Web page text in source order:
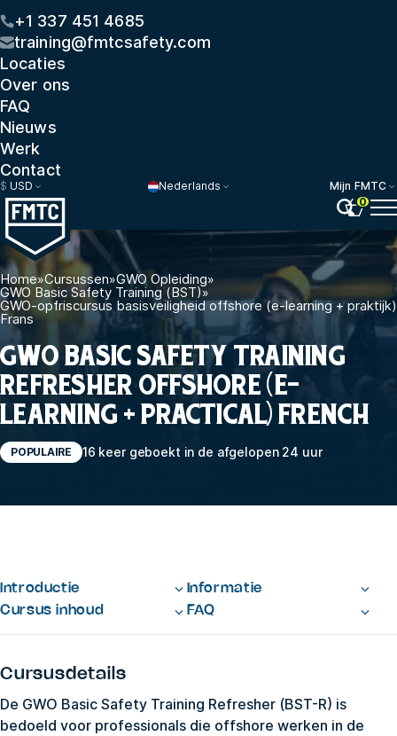
+1 337 451 4685
training@fmtcsafety.com
Locaties
Over ons
FAQ
Nieuws
Werk
Contact
$ USD Nederlands
Mijn FMTC
0
Home»Cursussen»GWO Opleiding»
GWO Basic Safety Training (BST)»
GWO-opfriscursus basisveiligheid offshore (e-learning + praktijk)
Frans
GWO BASIC SAFETY TRAINING
REFRESHER OFFSHORE (E-
LEARNING + PRACTICAL) FRENCH
POPULAIRE 16 keer geboekt in de afgelopen 24 uur
Introductie
Informatie
Cursus inhoud
FAQ
Cursusdetails
De GWO Basic Safety Training Refresher (BST-R) is
bedoeld voor professionals die offshore werken in de